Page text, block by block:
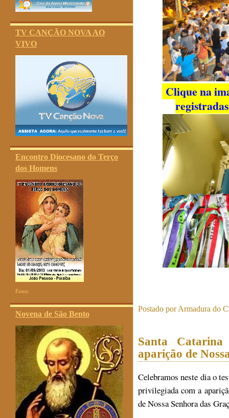
TV CANÇÃO NOVA AO
VIVO
Encontro Diocesano do Terço
dos Homens
Fotos
Novena de São Bento
Clique na
Postado porArmadura do
Santa
aparição de
Celebramos neste dia o
privilegiada com a
de Nossa Senhora das